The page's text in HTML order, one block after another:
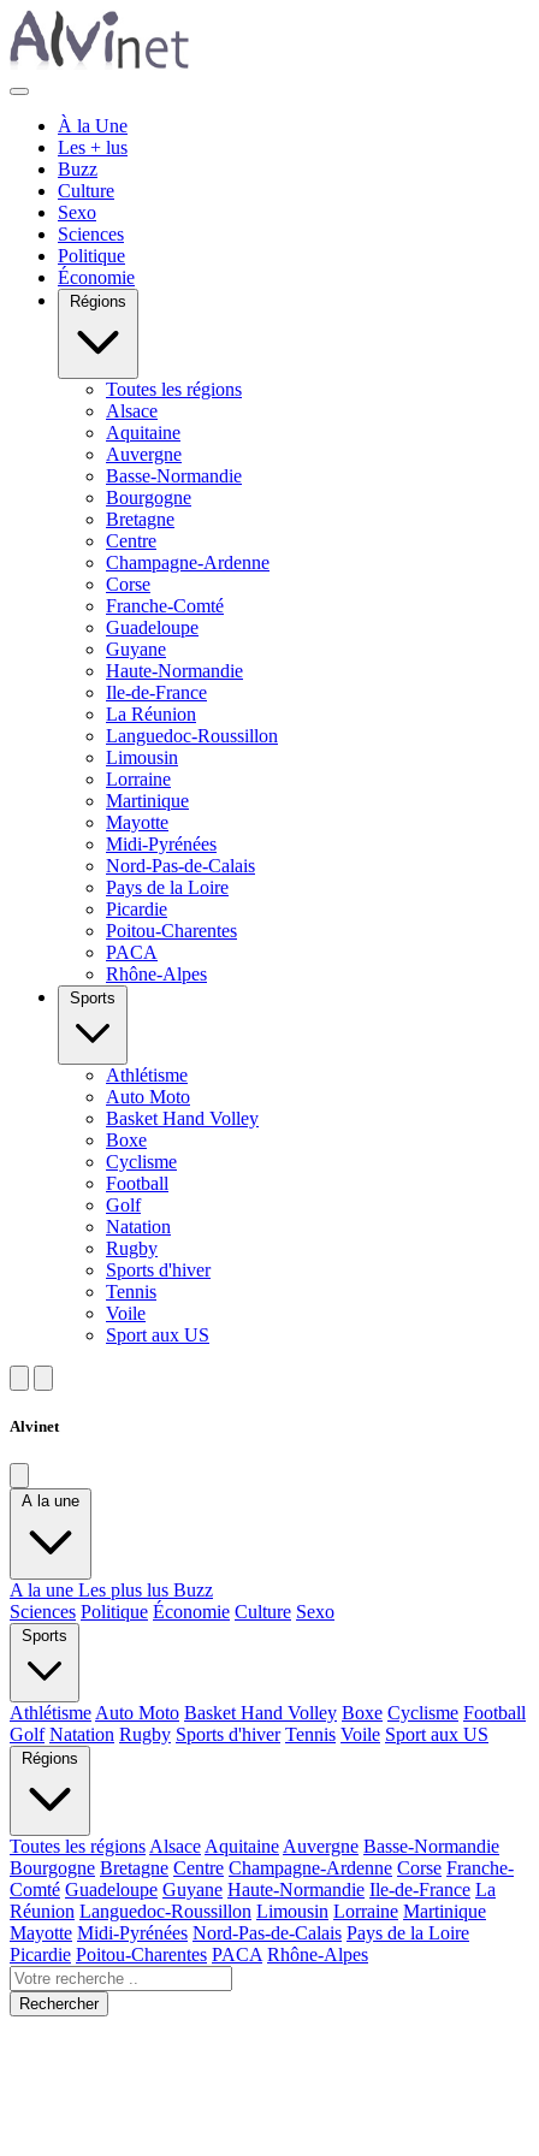
À la Une
Les + lus
Buzz
Culture
Sexo
Sciences
Politique
Économie
Régions
Toutes les régions
Alsace
Aquitaine
Auvergne
Basse-Normandie
Bourgogne
Bretagne
Centre
Champagne-Ardenne
Corse
Franche-Comté
Guadeloupe
Guyane
Haute-Normandie
Ile-de-France
La Réunion
Languedoc-Roussillon
Limousin
Lorraine
Martinique
Mayotte
Midi-Pyrénées
Nord-Pas-de-Calais
Pays de la Loire
Picardie
Poitou-Charentes
PACA
Rhône-Alpes
Sports
Athlétisme
Auto Moto
Basket Hand Volley
Boxe
Cyclisme
Football
Golf
Natation
Rugby
Sports d'hiver
Tennis
Voile
Sport aux US
Alvinet
A la une
A la une Les plus lus Buzz
Sciences Politique Économie Culture Sexo
Sports
Athlétisme Auto Moto Basket Hand Volley Boxe Cyclisme Football
Golf Natation Rugby Sports d'hiver Tennis Voile Sport aux US
Régions
Toutes les régions Alsace Aquitaine Auvergne Basse-Normandie
Bourgogne Bretagne Centre Champagne-Ardenne Corse Franche-
Comté Guadeloupe Guyane Haute-Normandie Ile-de-France La
Réunion Languedoc-Roussillon Limousin Lorraine Martinique
Mayotte Midi-Pyrénées Nord-Pas-de-Calais Pays de la Loire
Picardie Poitou-Charentes PACA Rhône-Alpes
Rechercher